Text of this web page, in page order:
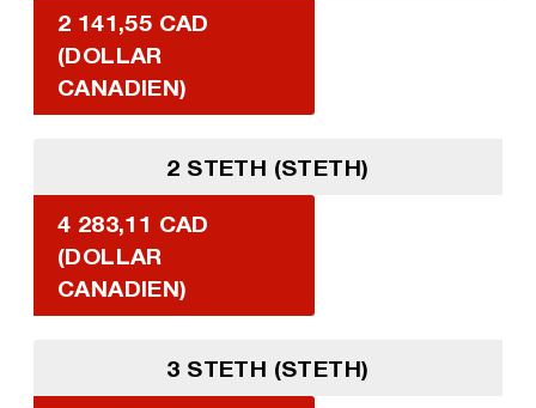
2 141,55 CAD
(DOLLAR
CANADIEN)
2 STETH (STETH)
4 283,11 CAD
(DOLLAR
CANADIEN)
3 STETH (STETH)